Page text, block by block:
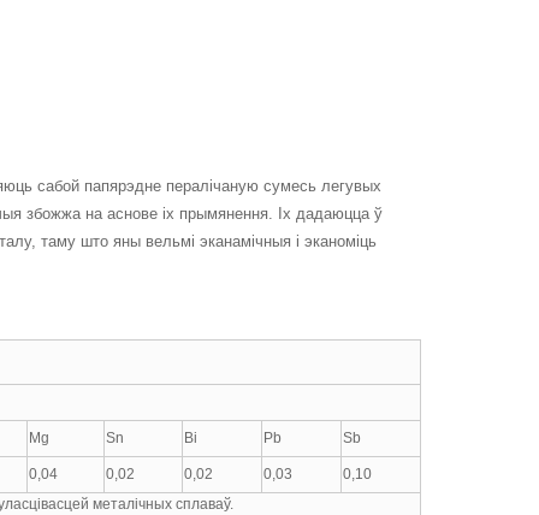
сабой папярэдне пералічаную сумесь легувых
збожжа на аснове іх прымянення. Іх дадаюцца ў
таму што яны вельмі эканамічныя і эканоміць
Mg Sn Bi Pb Sb
0,04 0,02 0,02 0,03 0,10
металічных сплаваў.